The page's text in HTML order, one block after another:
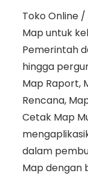
Toko Online
Map untuk
Pemerintah
hingga
Map Raport,
Rencana,
Cetak Map
dalam
Map dengan